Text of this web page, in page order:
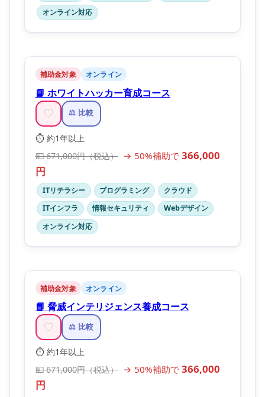
オンライン対応
補助金対象 オンライン
📘 ホワイトハッカー育成コース
♡ ⚖️ 比較
⏱️ 約1年以上
💴 671,000円（税込） → 50%補助で 366,000
円
ITリテラシー プログラミング
クラウド
ITインフラ
情報セキュリティ
Webデザイン
オンライン対応
補助金対象 オンライン
📘 脅威インテリジェンス養成コース
♡ ⚖️ 比較
⏱️ 約1年以上
💴 671,000円（税込） → 50%補助で 366,000
円